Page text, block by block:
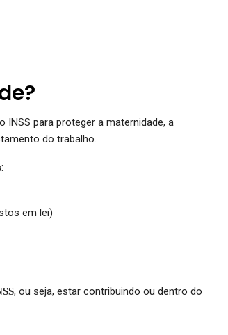
INSS para proteger a maternidade, a
do trabalho.
:
em lei)
, ou seja, estar contribuindo ou dentro do